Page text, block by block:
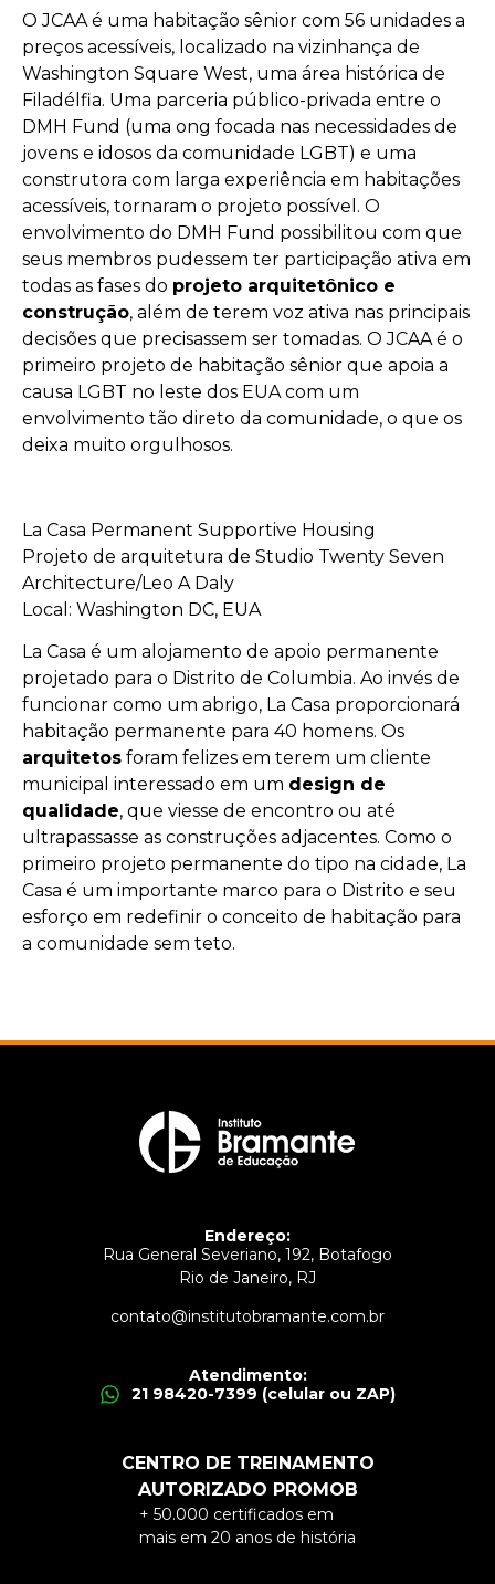
O JCAA é uma habitação sênior com 56 unidades a
preços acessíveis, localizado na vizinhança de
Washington Square West, uma área histórica de
Filadélfia. Uma parceria público-privada entre o
DMH Fund (uma ong focada nas necessidades de
jovens e idosos da comunidade LGBT) e uma
construtora com larga experiência em habitações
acessíveis, tornaram o projeto possível. O
envolvimento do DMH Fund possibilitou com que
seus membros pudessem ter participação ativa em
todas as fases do projeto arquitetônico e
construção, além de terem voz ativa nas principais
decisões que precisassem ser tomadas. O JCAA é o
primeiro projeto de habitação sênior que apoia a
causa LGBT no leste dos EUA com um
envolvimento tão direto da comunidade, o que os
deixa muito orgulhosos.
La Casa Permanent Supportive Housing
Projeto de arquitetura de Studio Twenty Seven
Architecture/Leo A Daly
Local: Washington DC, EUA
La Casa é um alojamento de apoio permanente
projetado para o Distrito de Columbia. Ao invés de
funcionar como um abrigo, La Casa proporcionará
habitação permanente para 40 homens. Os
arquitetos foram felizes em terem um cliente
municipal interessado em um design de
qualidade, que viesse de encontro ou até
ultrapassasse as construções adjacentes. Como o
primeiro projeto permanente do tipo na cidade, La
Casa é um importante marco para o Distrito e seu
esforço em redefinir o conceito de habitação para
a comunidade sem teto.
Endereço:
Rua General Severiano, 192, Botafogo
Rio de Janeiro, RJ
contato@institutobramante.com.br
Atendimento:
21 98420-7399 (celular ou ZAP)
CENTRO DE TREINAMENTO
AUTORIZADO PROMOB
+ 50.000 certificados em
mais em 20 anos de história